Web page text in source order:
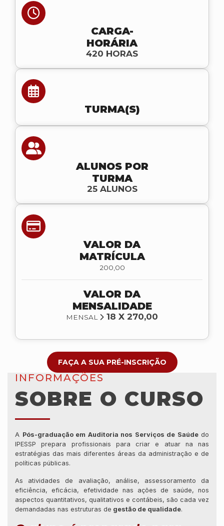
CARGA-
HORÁRIA
420 HORAS
TURMA(S)
ALUNOS POR
TURMA
25 ALUNOS
VALOR DA
MATRÍCULA
200,00
VALOR DA
MENSALIDADE
MENSAL 18 X 270,00
FAÇA A SUA PRÉ-INSCRIÇÃO
INFORMAÇÕES
SOBRE O CURSO
A Pós-graduação em Auditoria nos Serviços de Saúdedo
IPESSP prepara profissionais para criar e atuar na nas
estratégias das mais diferentes áreas da administração e de
políticas públicas.
As atividades de avaliação, análise, assessoramento da
eficiência, eficácia, efetividade nas ações de saúde, nos
aspectos quantitativos, qualitativos e contábeis, são cada vez
demandadas nas estruturas de gestão de qualidade.